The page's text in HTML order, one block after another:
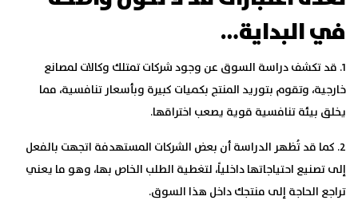
في البداية…
1. قد تكشف دراسة السوق عن وجود شركات تمتلك وكالات لمصانع
خارجية، وتقوم بتوريد المنتج بكميات كبيرة وبأسعار تنافسية، مما
يخلق بيئة تنافسية قوية يصعب اختراقها.
2. كما قد تُظهر الدراسة أن بعض الشركات المستهدفة اتجهت بالفعل
إلى تصنيع احتياجاتها داخلياً، لتغطية الطلب الخاص بها، وهو ما يعني
تراجع الحاجة إلى منتجك داخل هذا السوق.